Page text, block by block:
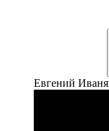
Евгений